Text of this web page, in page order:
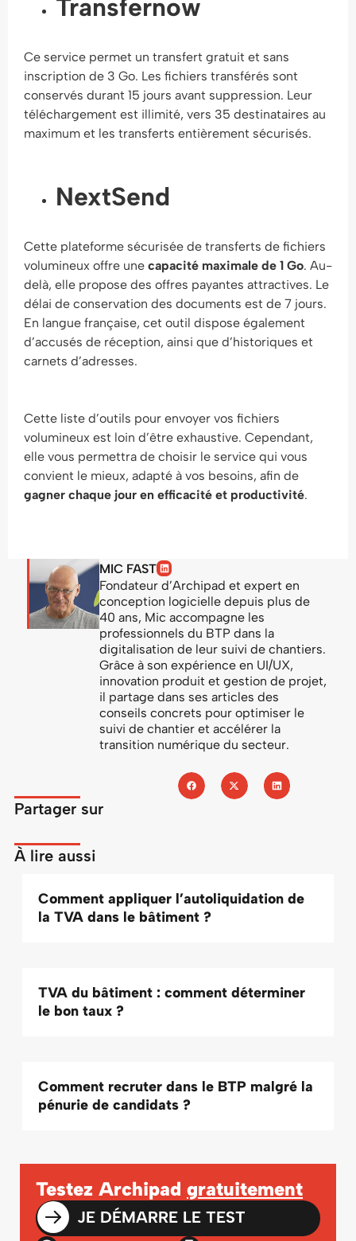
Transfernow
Ce service permet un transfert gratuit et sans
inscription de 3 Go. Les fichiers transférés sont
conservés durant 15 jours avant suppression. Leur
téléchargement est illimité, vers 35 destinataires au
maximum et les transferts entièrement sécurisés.
NextSend
Cette plateforme sécurisée de transferts de fichiers
volumineux offre une capacité maximale de 1 Go. Au-
delà, elle propose des offres payantes attractives. Le
délai de conservation des documents est de 7 jours.
En langue française, cet outil dispose également
d’accusés de réception, ainsi que d’historiques et
carnets d’adresses.
Cette liste d’outils pour envoyer vos fichiers
volumineux est loin d’être exhaustive. Cependant,
elle vous permettra de choisir le service qui vous
convient le mieux, adapté à vos besoins, afin de
gagner chaque jour en efficacité et productivité.
MIC FAST
Fondateur d’Archipad et expert en
conception logicielle depuis plus de
40 ans, Mic accompagne les
professionnels du BTP dans la
digitalisation de leur suivi de chantiers.
Grâce à son expérience en UI/UX,
innovation produit et gestion de projet,
il partage dans ses articles des
conseils concrets pour optimiser le
suivi de chantier et accélérer la
transition numérique du secteur.
Partager sur
À lire aussi
Comment appliquer l’autoliquidation de
la TVA dans le bâtiment ?
TVA du bâtiment : comment déterminer
le bon taux ?
Comment recruter dans le BTP malgré la
pénurie de candidats ?
Testez Archipad gratuitement
JE DÉMARRE LE TEST